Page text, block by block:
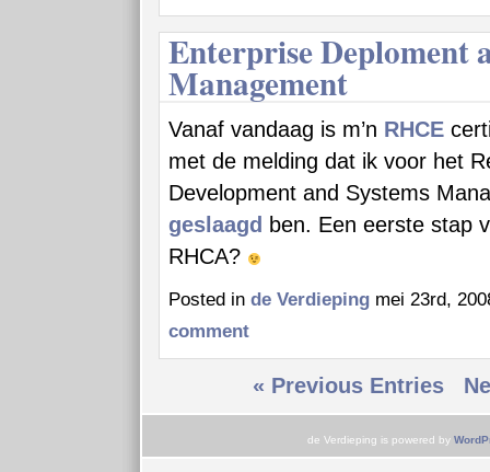
Enterprise Deploment
Management
Vanaf vandaag is m’n RHCE
met de melding dat ik voor het
Development and Systems
geslaagd ben. Een eerste stap
RHCA?
Posted in de Verdieping mei 23rd,
comment
« Previous Entries
de Verdieping is powered by